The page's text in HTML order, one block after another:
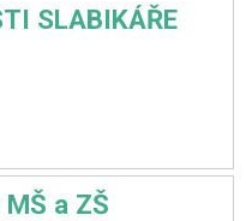
SLABIKÁŘE
a ZŠ